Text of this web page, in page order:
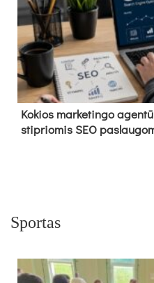
Kokios marketingo
stipriomis SEO
Sportas